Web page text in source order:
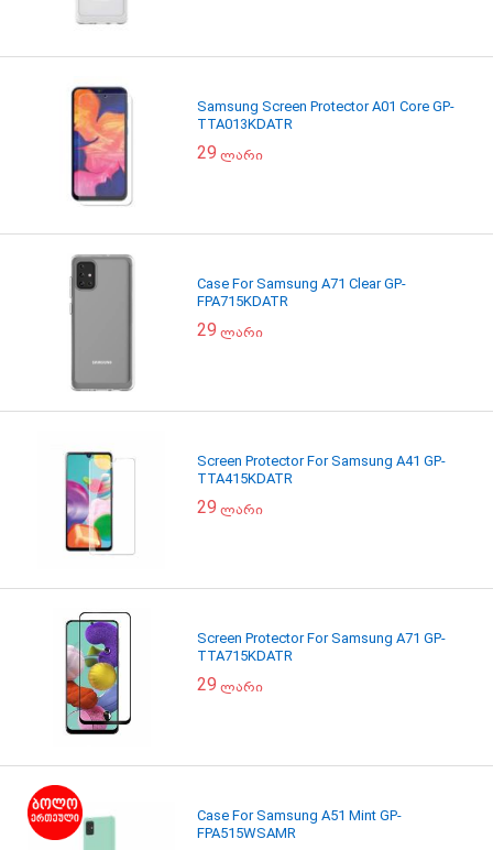
Samsung Screen Protector A01 Core GP-
TTA013KDATR
29 ლარი
Case For Samsung A71 Clear GP-
FPA715KDATR
29 ლარი
Screen Protector For Samsung A41 GP-
TTA415KDATR
29 ლარი
Screen Protector For Samsung A71 GP-
TTA715KDATR
29 ლარი
Case For Samsung A51 Mint GP-
FPA515WSAMR